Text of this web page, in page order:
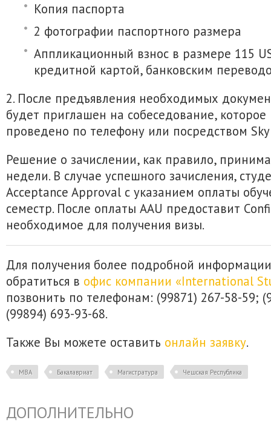
Копия паспорта
2 фотографии паспортного размера
Аппликационный взнос в размере 115
кредитной картой, банковским
2. После предъявления необходимых
будет приглашен на собеседование,
проведено по телефону или посредством
Решение о зачислении, как правило,
недели. В случае успешного зачисления,
Acceptance Approval с указанием оплаты
семестр. После оплаты AAU предоставит
необходимое для получения визы.
Для получения более подробной
обратиться в офис компании «International
позвонить по телефонам: (99871) 267-58-59;
(99894) 693-93-68.
Также Вы можете оставить онлайн заявку.
MBA Бакалавриат Магистратура Чешская Республика
ДОПОЛНИТЕЛЬНО